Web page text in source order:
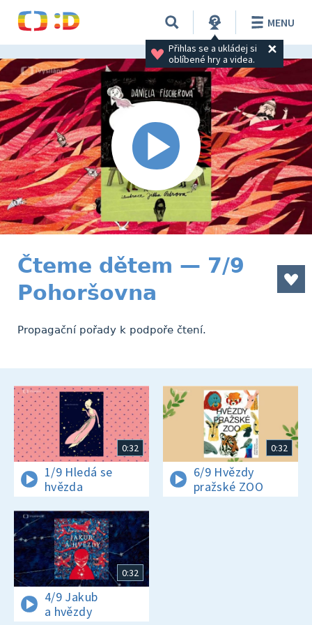
Přihlas se a ukládej si
oblíbené hry a videa.
MENU
Čteme dětem — 7/9
Pohoršovna
Propagační pořady k podpoře čtení.
0:32
1/9 Hledá se
hvězda
0:32
6/9 Hvězdy
pražské ZOO
0:32
4/9 Jakub
a hvězdy